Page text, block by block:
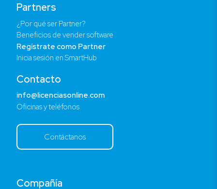
Compañía
Partners
¿Por qué ser Partner?
Beneficios de vender software
Regístrate como Partner
Inicia sesión en SmartHub
Contacto
info@licenciasonline.com
Oficinas y teléfonos
Contáctanos